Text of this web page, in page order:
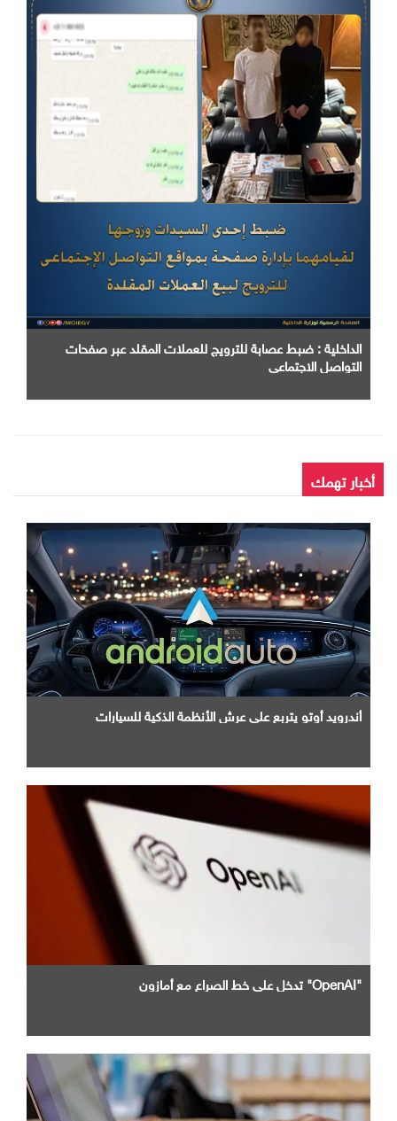
الداخلية : ضبط عصابة للترويج للعملات المقلد عبر صفحات
التواصل الاجتماعي
أخبار تهمك
أندرويد أوتو يتربع علي عرش الأنظمة الذكية للسيارات
"OpenAI" تدخل علي خط الصراع مع أمازون